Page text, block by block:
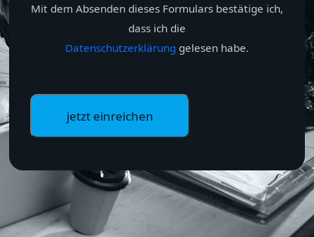
Mit dem Absenden dieses Formulars bestätige ich,
dass ich die
Datenschutzerklärunggelesen habe.
Please leave this field empty.